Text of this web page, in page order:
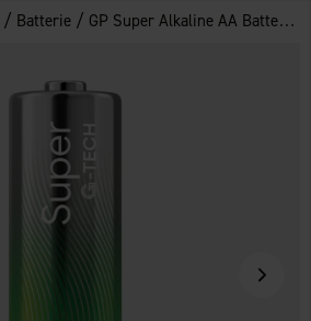
/ Batterie / GP Super Alkaline AA Batteries 40-pack